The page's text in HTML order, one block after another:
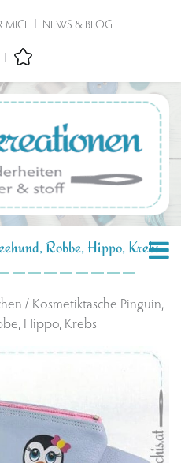
MICH NEWS & BLOG
Robbe, Hippo, Krebs
/ Kosmetiktasche Pinguin,
Hippo, Krebs